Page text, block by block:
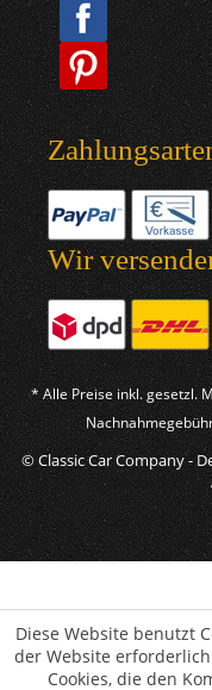
Wir
* Alle Preise inkl. gesetzl.
© Classic Car Company -
Diese Website benutzt
der Website
Cookies, die den